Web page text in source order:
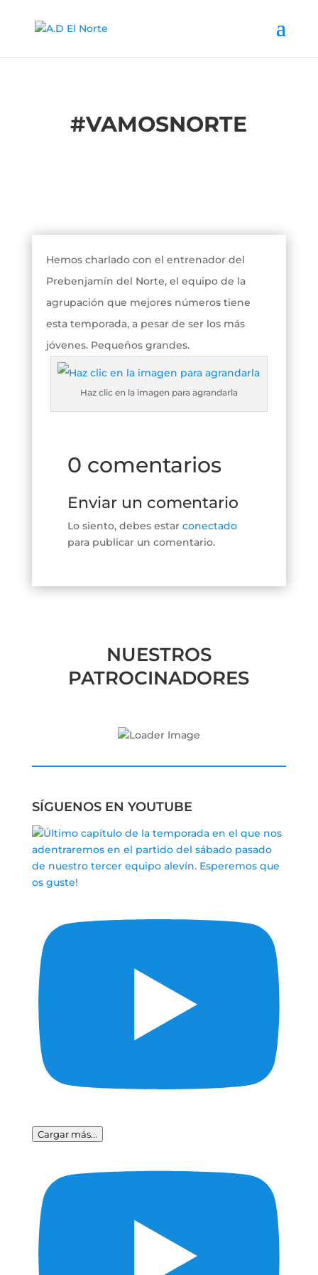
#VAMOSNORTE
Hemos charlado con el entrenador del
Prebenjamín del Norte, el equipo de la
agrupación que mejores números tiene
esta temporada, a pesar de ser los más
jóvenes. Pequeños grandes.
Haz clic en la imagen para agrandarla
0 comentarios
Enviar un comentario
Lo siento, debes estar conectado
para publicar un comentario.
NUESTROS
PATROCINADORES
SÍGUENOS EN YOUTUBE
Cargar más...